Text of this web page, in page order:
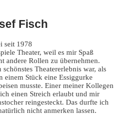
Fisch
seit 1978
Theater, weil es mir Spaß
andere Rollen zu übernehmen.
schönstes Theatererlebnis war, als
einem Stück eine Essiggurke
musste. Einer meiner Kollegen
einen Streich erlaubt und mir
reingesteckt. Das durfte ich
nicht anmerken lassen.